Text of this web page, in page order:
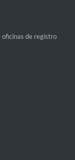
oficinas de registro